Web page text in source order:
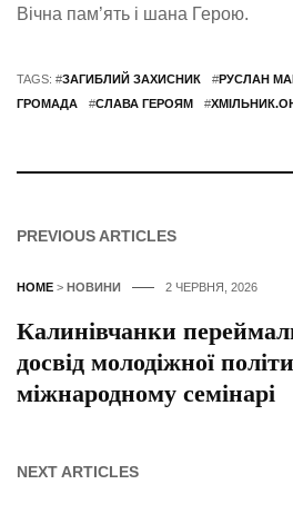
Вічна пам’ять і шана Герою.
TAGS: #ЗАГИБЛИЙ ЗАХИСНИК #РУСЛАН
ГРОМАДА
#СЛАВА ГЕРОЯМ #
PREVIOUS ARTICLES
HOME > НОВИНИ 2 ЧЕРВНЯ, 2026
Калинівчанки
досвід молодіжної
міжнародному семінарі
NEXT ARTICLES